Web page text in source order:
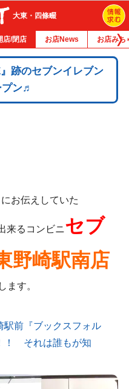
大東・四條畷
店/閉店 お店News お店みち
跡のセブンイレブン
プン♬
お伝えしていた
来るコンビニセブ
野崎駅南店
ます。
前『ブックスフォル
！ それは誰もが知